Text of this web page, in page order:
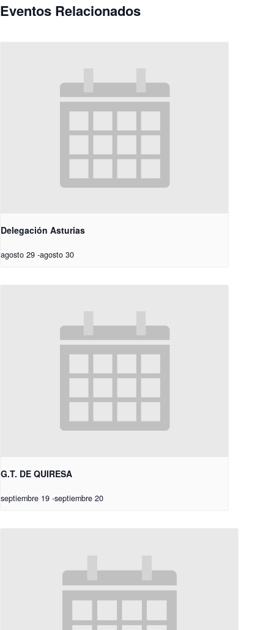
Eventos Relacionados
Delegación Asturias
agosto 29 -agosto 30
G.T. DE QUIRESA
septiembre 19 -septiembre 20